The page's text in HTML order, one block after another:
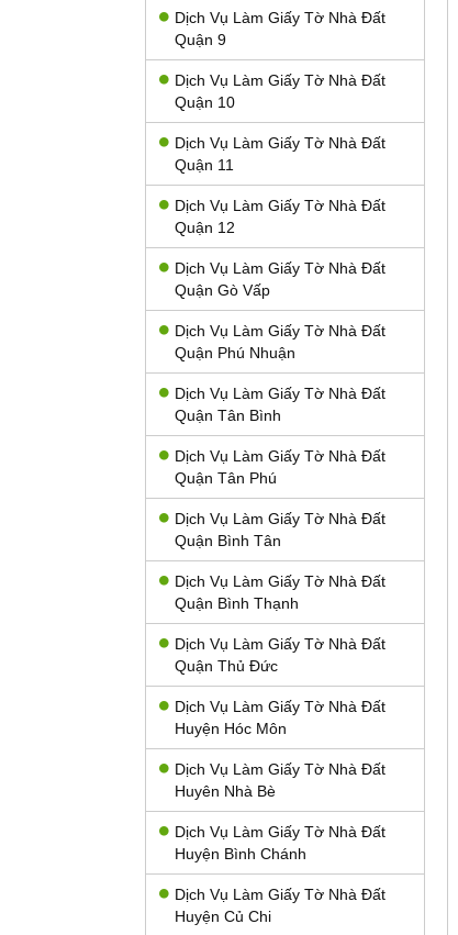
Dịch Vụ Làm Giấy Tờ Nhà Đất
Quận 9
Dịch Vụ Làm Giấy Tờ Nhà Đất
Quận 10
Dịch Vụ Làm Giấy Tờ Nhà Đất
Quận 11
Dịch Vụ Làm Giấy Tờ Nhà Đất
Quận 12
Dịch Vụ Làm Giấy Tờ Nhà Đất
Quận Gò Vấp
Dịch Vụ Làm Giấy Tờ Nhà Đất
Quận Phú Nhuận
Dịch Vụ Làm Giấy Tờ Nhà Đất
Quận Tân Bình
Dịch Vụ Làm Giấy Tờ Nhà Đất
Quận Tân Phú
Dịch Vụ Làm Giấy Tờ Nhà Đất
Quận Bình Tân
Dịch Vụ Làm Giấy Tờ Nhà Đất
Quận Bình Thạnh
Dịch Vụ Làm Giấy Tờ Nhà Đất
Quận Thủ Đức
Dịch Vụ Làm Giấy Tờ Nhà Đất
Huyện Hóc Môn
Dịch Vụ Làm Giấy Tờ Nhà Đất
Huyên Nhà Bè
Dịch Vụ Làm Giấy Tờ Nhà Đất
Huyện Bình Chánh
Dịch Vụ Làm Giấy Tờ Nhà Đất
Huyện Củ Chi